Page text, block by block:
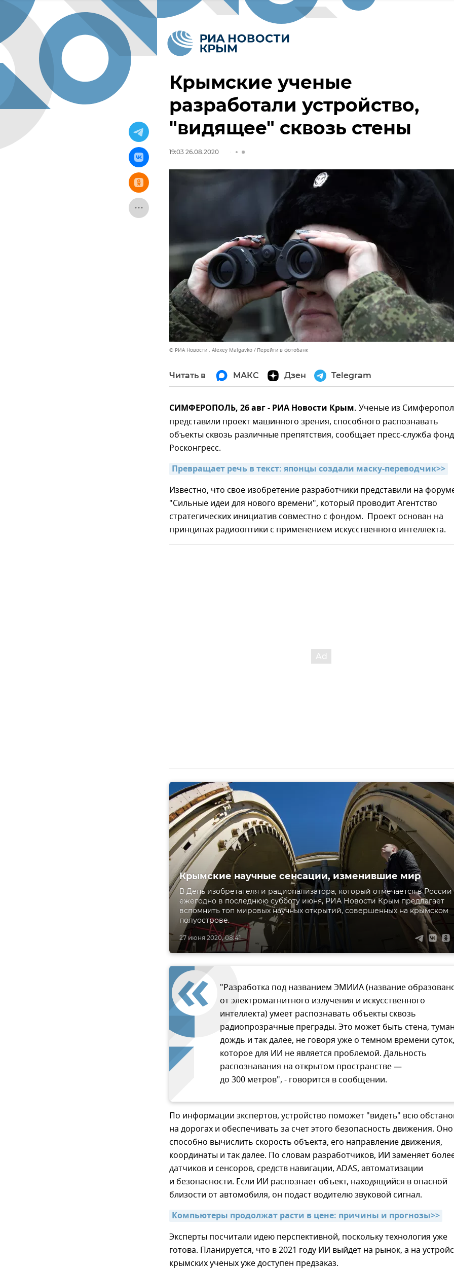
Крымские ученые
разработали устройство,
"видящее" сквозь стены
19:03 26.08.2020
© РИА Новости . Alexey Malgavko Перейти в фотобанк
Читать в МАКС Дзен Telegram
СИМФЕРОПОЛЬ, 26 авг - РИА Новости Крым. Ученые из
представили проект машинного зрения, способного распознавать
объекты сквозь различные препятствия, сообщает пресс-служба
Росконгресс.
Превращает речь в текст: японцы создали маску-переводчик>>
Известно, что свое изобретение разработчики представили на
"Сильные идеи для нового времени", который проводит Агентство
стратегических инициатив совместно с фондом. Проект основан на
принципах радиооптики с применением искусственного интеллекта.
27 июня 2020, 08:41
Крымские научные сенсации, изменившие мир
В День изобретателя и рационализатора, который отмечается в России
ежегодно в последнюю субботу июня, РИА Новости Крым предлагает
вспомнить топ мировых научных открытий, совершенных на крымском
полуострове.
"Разработка под названием ЭМИИА (название
от электромагнитного излучения и искусственного
интеллекта) умеет распознавать объекты сквозь
радиопрозрачные преграды. Это может быть стена,
дождь и так далее, не говоря уже о темном времени суток,
которое для ИИ не является проблемой. Дальность
распознавания на открытом пространстве —
до 300 метров", - говорится в сообщении.
По информации экспертов, устройство поможет "видеть" всю
на дорогах и обеспечивать за счет этого безопасность движения. Оно
способно вычислить скорость объекта, его направление движения,
координаты и так далее. По словам разработчиков, ИИ заменяет
датчиков и сенсоров, средств навигации, ADAS, автоматизации
и безопасности. Если ИИ распознает объект, находящийся в опасной
близости от автомобиля, он подаст водителю звуковой сигнал.
Компьютеры продолжат расти в цене: причины и прогнозы>>
Эксперты посчитали идею перспективной, поскольку технология уже
готова. Планируется, что в 2021 году ИИ выйдет на рынок, а на
крымских ученых уже доступен предзаказ.